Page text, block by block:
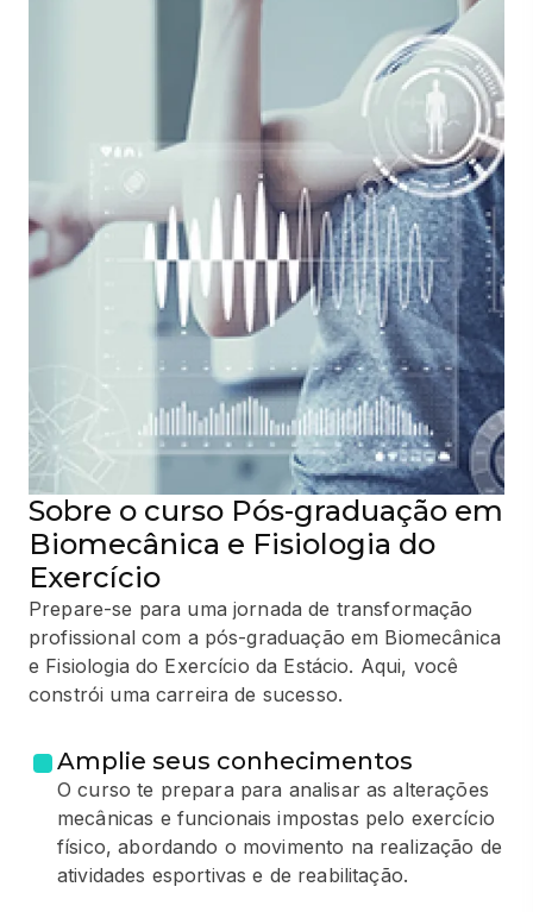
Sobre o curso Pós-graduação em
Biomecânica e Fisiologia do
Exercício
Prepare-se para uma jornada de transformação
profissional com a pós-graduação em Biomecânica
e Fisiologia do Exercício da Estácio. Aqui, você
constrói uma carreira de sucesso.
Amplie seus conhecimentos
O curso te prepara para analisar as alterações
mecânicas e funcionais impostas pelo exercício
físico, abordando o movimento na realização de
atividades esportivas e de reabilitação.